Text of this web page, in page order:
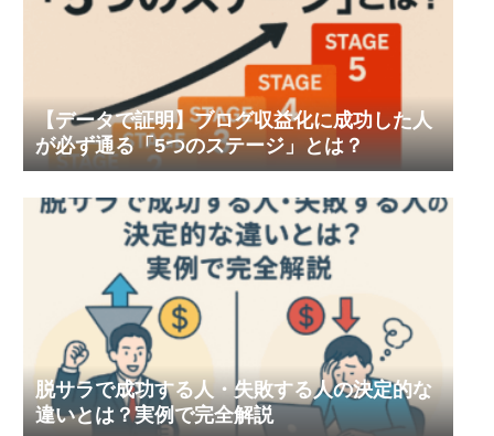
【データで証明】ブログ収益化に成功した人
が必ず通る「5つのステージ」とは？
脱サラで成功する人・失敗する人の決定的な
違いとは？実例で完全解説